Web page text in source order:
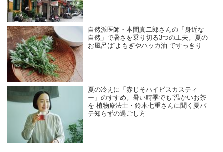
自然派医師・本間真二郎さんの「身近な
自然」で暑さを乗り切る3つの工夫。夏の
お風呂は“よもぎやハッカ油”ですっきり
夏の冷えに「赤じそハイビスカスティ
ー」のすすめ。暑い時季でも“温かいお茶
を”植物療法士・鈴木七重さんに聞く夏バ
テ知らずの過ごし方